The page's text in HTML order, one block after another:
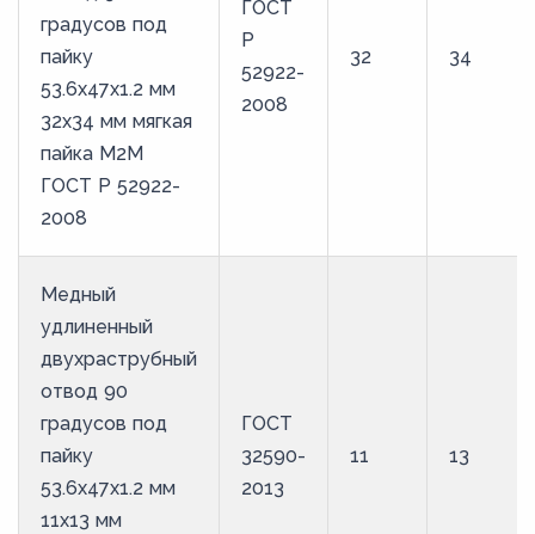
градусов под
пайку
53.6х47х1.2 мм
32х34 мм мягкая
пайка М2М
ГОСТ Р 52922-
2008
ГОСТ
Р
52922-
2008
32 34
Медный
удлиненный
двухраструбный
отвод 90
градусов под
пайку
53.6х47х1.2 мм
11х13 мм
ГОСТ
32590-
2013
11 13